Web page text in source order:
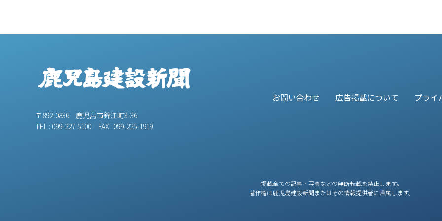
〒892-0836 鹿児島市錦江町3-36
TEL : 099-227-5100 FAX : 099-225-1919
お問い合わせ 広告掲載について プライ
掲載全ての記事・写真などの無断転載を禁止します。
著作権は鹿児島建設新聞またはその情報提供者に帰属します。